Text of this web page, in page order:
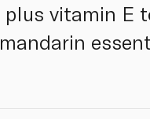
plus vitamin E
mandarin